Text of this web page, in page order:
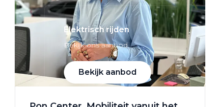
Elektrisch rijden
Bekijk ons aanbod
Bekijk aanbod